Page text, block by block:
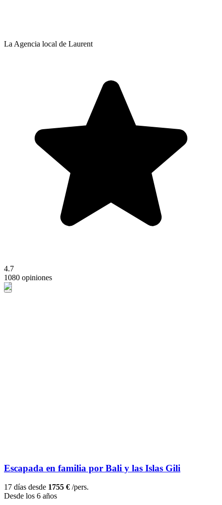
La Agencia local de Laurent
4.7
1080 opiniones
Escapada en familia por Bali y las Islas Gili
17 días desde 1755 € /pers.
Desde los 6 años